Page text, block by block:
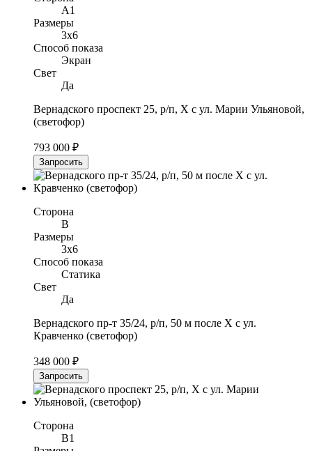
A1
Размеры
3x6
Способ показа
Экран
Свет
Да
Вернадского проспект 25, р/п, Х с ул. Марии Ульяновой,
(светофор)
793 000 ₽
Запросить
Сторона
B
Размеры
3x6
Способ показа
Статика
Свет
Да
Вернадского пр-т 35/24, р/п, 50 м после Х с ул.
Кравченко (светофор)
348 000 ₽
Запросить
Сторона
B1
Размеры